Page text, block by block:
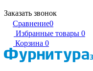
Заказать звонок
Сравнение0
Избранные товары 0
Корзина 0